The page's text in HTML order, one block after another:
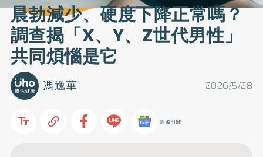
晨勃減少、硬度下降正常嗎？
調查揭「X、Y、Z世代男性」
共同煩惱是它
2026/5/28
馮逸華
追蹤訂閱